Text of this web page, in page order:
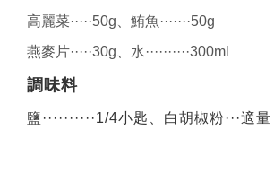
高麗菜·····50g、鮪魚·······50g
燕麥片·····30g、水··········300ml
調味料
鹽··········1/4小匙、白胡椒粉···適量